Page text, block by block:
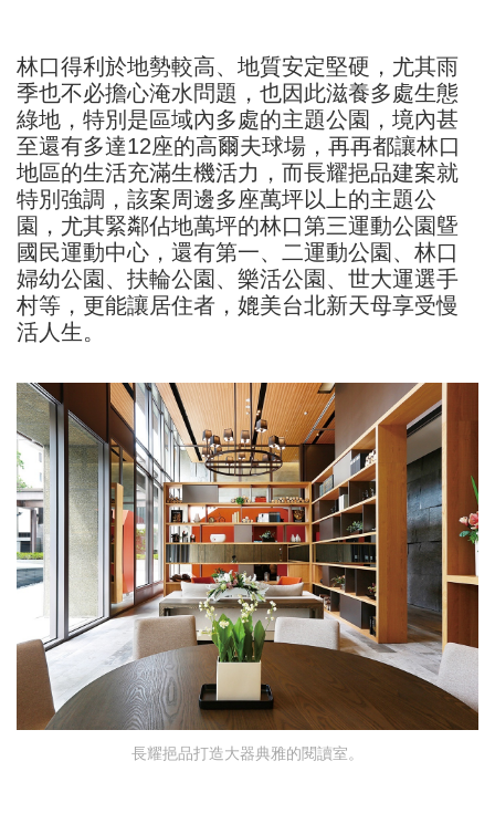
林口得利於地勢較高、地質安定堅硬，尤其雨
季也不必擔心淹水問題，也因此滋養多處生態
綠地，特別是區域內多處的主題公園，境內甚
至還有多達12座的高爾夫球場，再再都讓林口
地區的生活充滿生機活力，而長耀挹品建案就
特別強調，該案周邊多座萬坪以上的主題公
園，尤其緊鄰佔地萬坪的林口第三運動公園曁
國民運動中心，還有第一、二運動公園、林口
婦幼公園、扶輪公園、樂活公園、世大運選手
村等，更能讓居住者，媲美台北新天母享受慢
活人生。
長耀挹品打造大器典雅的閱讀室。